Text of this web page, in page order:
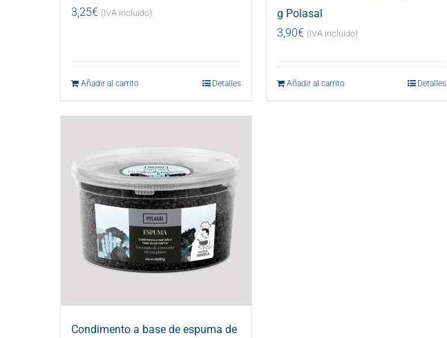
3,25€ (IVA incluido)
Añadir al carrito Detalles
g Polasal
3,90€ (IVA incluido)
Añadir al carrito Detalles
Condimento a base de espuma de